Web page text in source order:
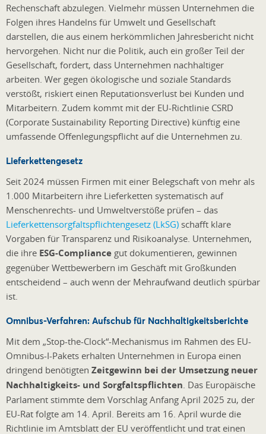
Rechenschaft abzulegen. Vielmehr müssen Unternehmen die
Folgen ihres Handelns für Umwelt und Gesellschaft
darstellen, die aus einem herkömmlichen Jahresbericht nicht
hervorgehen. Nicht nur die Politik, auch ein großer Teil der
Gesellschaft, fordert, dass Unternehmen nachhaltiger
arbeiten. Wer gegen ökologische und soziale Standards
verstößt, riskiert einen Reputationsverlust bei Kunden und
Mitarbeitern. Zudem kommt mit der EU-Richtlinie CSRD
(Corporate Sustainability Reporting Directive) künftig eine
umfassende Offenlegungspflicht auf die Unternehmen zu.
Lieferkettengesetz
Seit 2024 müssen Firmen mit einer Belegschaft von mehr als
1.000 Mitarbeitern ihre Lieferketten systematisch auf
Menschenrechts- und Umweltverstöße prüfen – das
Lieferkettensorgfaltspflichtengesetz (LkSG) schafft klare
Vorgaben für Transparenz und Risikoanalyse. Unternehmen,
die ihre ESG-Compliance gut dokumentieren, gewinnen
gegenüber Wettbewerbern im Geschäft mit Großkunden
entscheidend – auch wenn der Mehraufwand deutlich spürbar
ist.
Omnibus-Verfahren: Aufschub für Nachhaltigkeitsberichte
Mit dem „Stop-the-Clock“-Mechanismus im Rahmen des EU-
Omnibus-I-Pakets erhalten Unternehmen in Europa einen
dringend benötigten Zeitgewinn bei der Umsetzung neuer
Nachhaltigkeits- und Sorgfaltspflichten . Das Europäische
Parlament stimmte dem Vorschlag Anfang April 2025 zu, der
EU-Rat folgte am 14. April. Bereits am 16. April wurde die
Richtlinie im Amtsblatt der EU veröffentlicht und trat einen